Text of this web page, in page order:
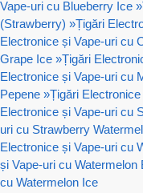
Vape-uri cu Blueberry Ice »
(Strawberry) »Țigări
Electronice și Vape-uri cu
Grape Ice »Țigări
Electronice și Vape-uri cu
Pepene »Țigări
Electronice și Vape-uri cu
uri cu Strawberry
Electronice și Vape-uri cu
și Vape-uri cu Watermelon
cu Watermelon Ice